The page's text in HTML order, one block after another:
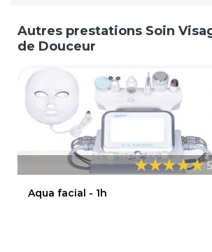
Autres prestations Soin
de Douceur
Aqua facial - 1h